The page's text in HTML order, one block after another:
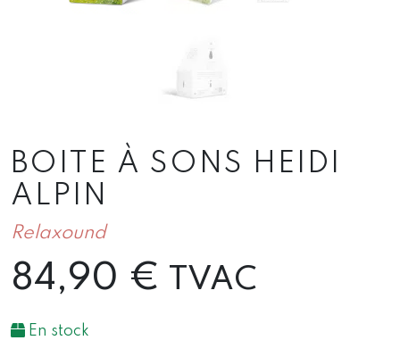
BOITE À SONS HEIDI
ALPIN
Relaxound
84,90 € TVAC
En stock